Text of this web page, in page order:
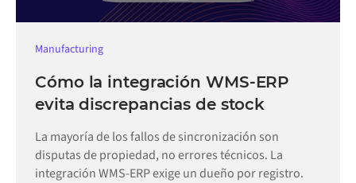
Manufacturing
Cómo la integración WMS-ERP
evita discrepancias de stock
La mayoría de los fallos de sincronización son
disputas de propiedad, no errores técnicos. La
integración WMS-ERP exige un dueño por registro.